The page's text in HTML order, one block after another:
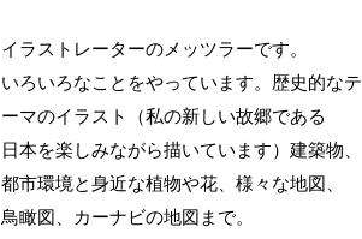
イラストレーターのメッツラーです。
いろいろなことをやっています。歴史的なテ
ーマのイラスト（私の新しい故郷である
日本を楽しみながら描いています）建築物、
都市環境と身近な植物や花、様々な地図、
鳥瞰図、カーナビの地図まで。